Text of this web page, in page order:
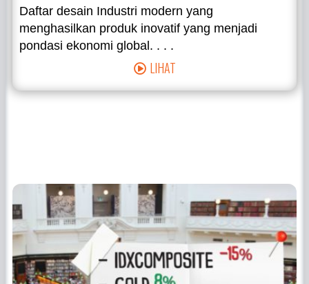
Daftar desain Industri modern yang
menghasilkan produk inovatif yang menjadi
pondasi ekonomi global. . . .
LIHAT